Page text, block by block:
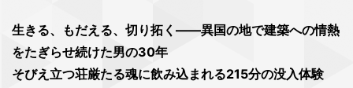
生きる、もだえる、切り拓く――異国の地で建築への情熱
をたぎらせ続けた男の30年
そびえ立つ荘厳たる魂に飲み込まれる215分の没入体験